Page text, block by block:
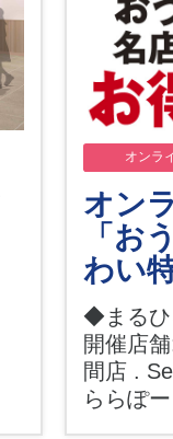
オンラ
オン
「お
わい
◆まるひ
開催店
間店 .
ららぽ